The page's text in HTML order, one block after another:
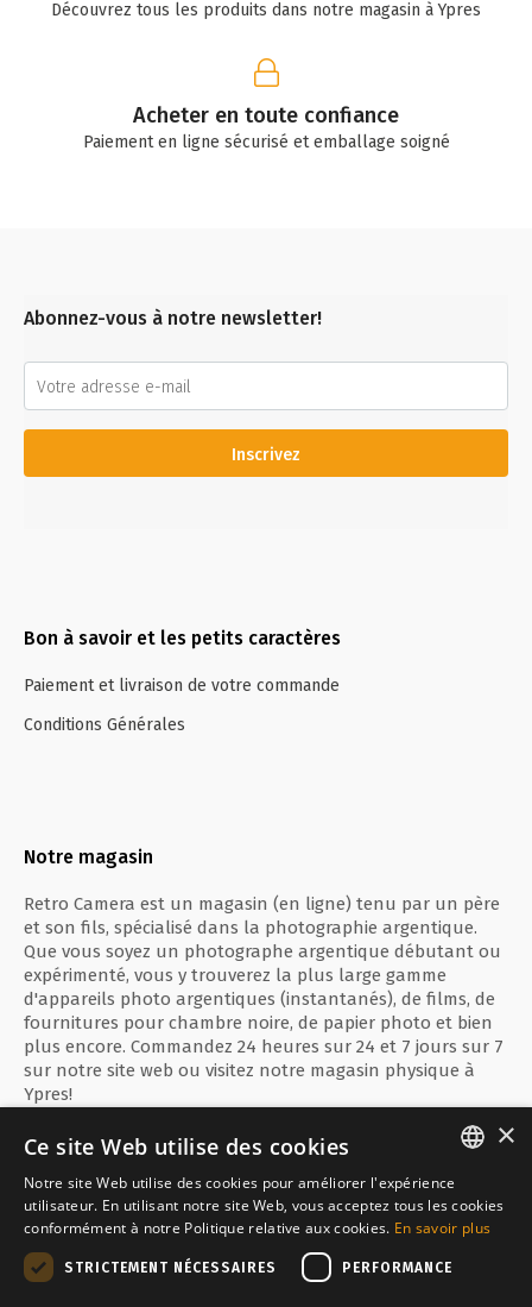
Découvrez tous les produits dans notre magasin à Ypres
Acheter en toute confiance
Paiement en ligne sécurisé et emballage soigné
Abonnez-vous à notre newsletter!
Inscrivez
Bon à savoir et les petits caractères
Paiement et livraison de votre commande
Conditions Générales
Notre magasin
Retro Camera est un magasin (en ligne) tenu par un père
et son fils, spécialisé dans la photographie argentique.
Que vous soyez un photographe argentique débutant ou
expérimenté, vous y trouverez la plus large gamme
d'appareils photo argentiques (instantanés), de films, de
fournitures pour chambre noire, de papier photo et bien
plus encore. Commandez 24 heures sur 24 et 7 jours sur 7
sur notre site web ou visitez notre magasin physique à
Ypres!
Paiement sécurisé avec
ENGLISH
FRANÇAIS
×
Ce site Web utilise des cookies
Notre site Web utilise des cookies pour améliorer l'expérience
utilisateur. En utilisant notre site Web, vous acceptez tous les cookies
conformément à notre Politique relative aux cookies. En savoir plus
STRICTEMENT NÉCESSAIRES PERFORMANCE